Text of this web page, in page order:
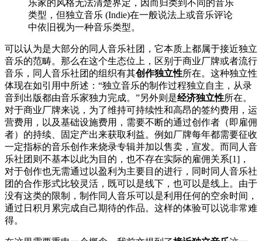
乐家的风格无法清楚界定，因而归类到不同的音乐
类型，但独立音乐 (Indie)在一般说法上或音乐评论
中依旧视为一种音乐类型。
可以认为是大部分的同人音乐社团，它本质上都属于接近独立
音乐的范畴。那么在这个生态位上，区别于商业厂牌或者流行
音乐，同人音乐社团的组织有其创作独立性所在。这种独立性
体现在如引用中所述：“独立音乐的制作过程独立自主，从录
音到出版都由音乐家独力完成。”另外则是经济独立性所在。
对于商业厂牌来说，为了维持可持续性和高昂的签约费用，运
营费用，以及基础设施费用，需要不断的通过创作者（即雇佣
者）的持续、固定产出来获取利益。例如厂牌每年都需要征收
一定指标的音乐创作来烧录专辑并加以售卖，宣发。而同人音
乐社团则不基本以此为目的，也不存在实际的雇佣关系[1]，
对于创作也无需通过以盈利为主要目的进行，同时同人音乐社
团的合作形式比较灵活，既可以是线下，也可以是线上。由于
没有这类的限制，制作同人音乐可以是利用任何的空余时间，
通过日积月累完成自己期待的作品。这样的体验可以说非常难
得。